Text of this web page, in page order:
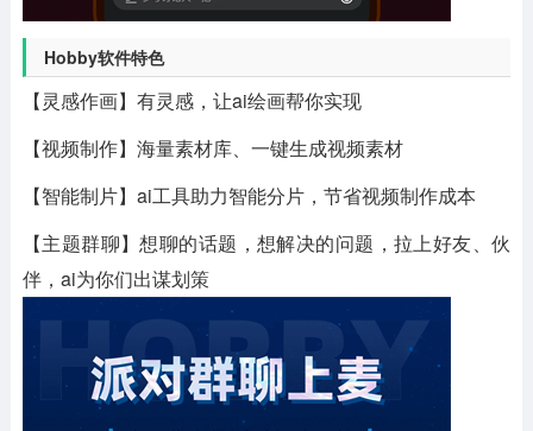
Hobby软件特色
【灵感作画】有灵感，让ai绘画帮你实现
【视频制作】海量素材库、一键生成视频素材
【智能制片】ai工具助力智能分片，节省视频制作成本
【主题群聊】想聊的话题，想解决的问题，拉上好友、伙
伴，ai为你们出谋划策